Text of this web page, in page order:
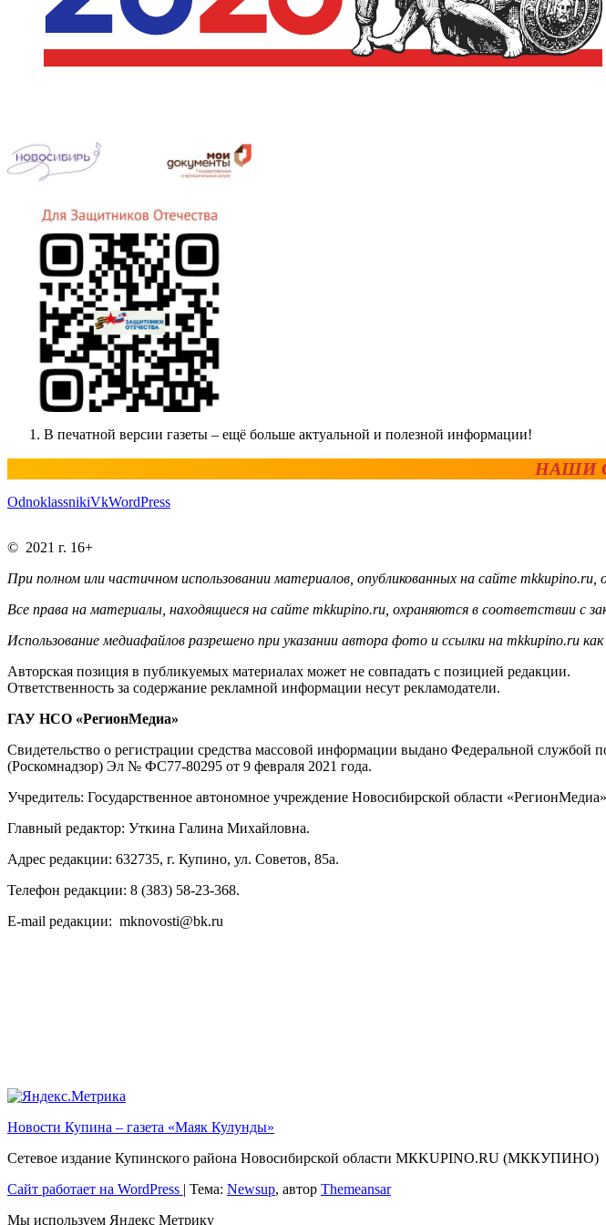
В печатной версии газеты – ещё больше актуальной и полезной информации!
НАШИ
OdnoklassnikiVkWordPress
© 2021 г. 16+
При полном или частичном использовании материалов, опубликованных на сайте mkkupino.ru,
Все права на материалы, находящиеся на сайте mkkupino.ru, охраняются в соответствии с
Использование медиафайлов разрешено при указании автора фото и ссылки на mkkupino.ru
Авторская позиция в публикуемых материалах может не совпадать с позицией редакции.
Ответственность за содержание рекламной информации несут рекламодатели.
ГАУ НСО «РегионМедиа»
Свидетельство о регистрации средства массовой информации выдано Федеральной
(Роскомнадзор) Эл № ФС77-80295 от 9 февраля 2021 года.
Учредитель: Государственное автономное учреждение Новосибирской области
Главный редактор: Уткина Галина Михайловна.
Адрес редакции: 632735, г. Купино, ул. Советов, 85а.
Телефон редакции: 8 (383) 58-23-368.
E-mail редакции: mknovosti@bk.ru
Новости Купина – газета «Маяк Кулунды»
Сетевое издание Купинского района Новосибирской области МКKUPINO.RU (МККУПИНО)
Сайт работает на WordPress | Тема: Newsup, автор Themeansar
Мы используем Яндекс Метрику